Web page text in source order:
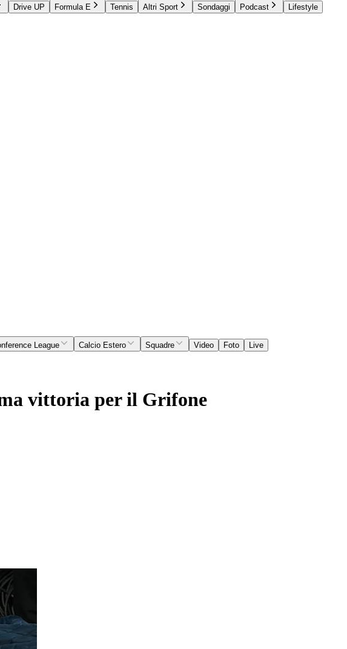
Drive UP Formula E Tennis Altri Sport Sondaggi Podcast
Lifestyle
League Calcio Estero Squadre Video Foto
Live
vittoria per il Grifone